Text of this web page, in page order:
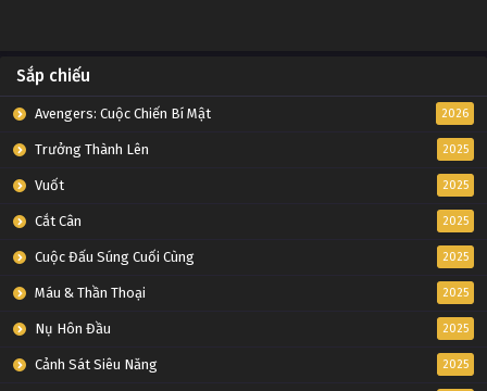
Sắp chiếu
Avengers: Cuộc Chiến Bí Mật 2026
Trưởng Thành Lên 2025
Vuốt 2025
Cắt Cân 2025
Cuộc Đấu Súng Cuối Cùng 2025
Máu & Thần Thoại 2025
Nụ Hôn Đầu 2025
Cảnh Sát Siêu Năng 2025